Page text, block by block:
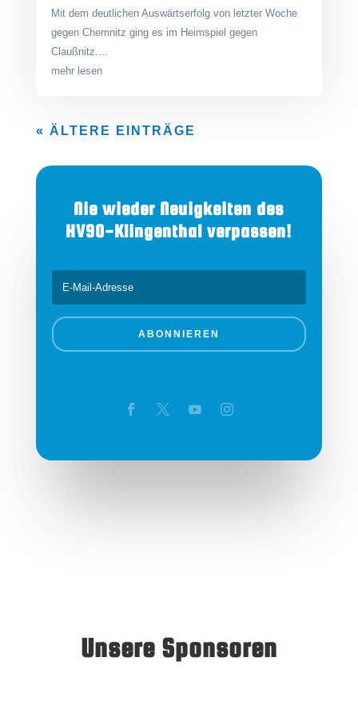
Mit dem deutlichen Auswärtserfolg von letzter Woche
gegen Chemnitz ging es im Heimspiel gegen
Claußnitz....
mehr lesen
« ÄLTERE EINTRÄGE
Nie wieder Neuigkeiten des
HV90-Klingenthal verpassen!
ABONNIEREN
Unsere Sponsoren